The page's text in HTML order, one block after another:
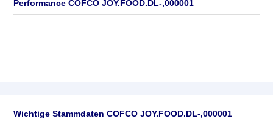
Performance COFCO JOY.FOOD.DL-,000001
Wichtige Stammdaten COFCO JOY.FOOD.DL-,000001